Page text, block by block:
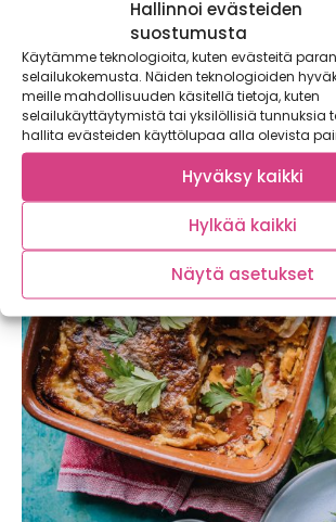
Hallinnoi evästeiden
suostumusta
Käytämme teknologioita, kuten evästeitä
selailukokemusta. Näiden teknologioiden
meille mahdollisuuden käsitellä tietoja, kuten
selailukäyttäytymistä tai yksilöllisiä tunnuksia
hallita evästeiden käyttölupaa alla olevista
Hyväksy kaikki
Hylkää kaikki
Näytä asetukset
Isänpäiväperinteet uusiksi –
aamiaisburritoilla!
Marraskuun toisena sunnuntaina
faijaa, isukkia, pappaa, ukkia, isoisää ja